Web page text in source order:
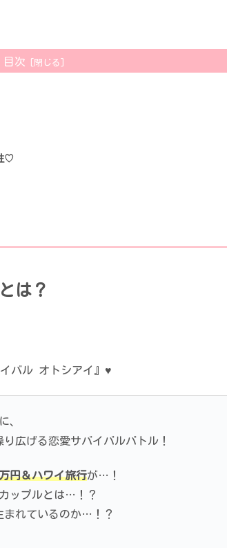
目次
♡
は？
バル オトシアイ』♥
、
広げる恋愛サバイバルバトル！
円＆ハワイ旅行が…！
ップルとは…！？
れているのか…！？